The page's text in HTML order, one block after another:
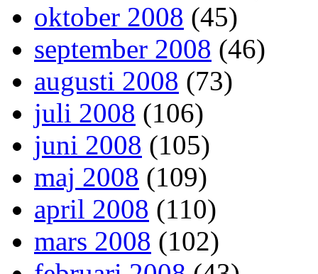
oktober 2008 (45)
september 2008 (46)
augusti 2008 (73)
juli 2008 (106)
juni 2008 (105)
maj 2008 (109)
april 2008 (110)
mars 2008 (102)